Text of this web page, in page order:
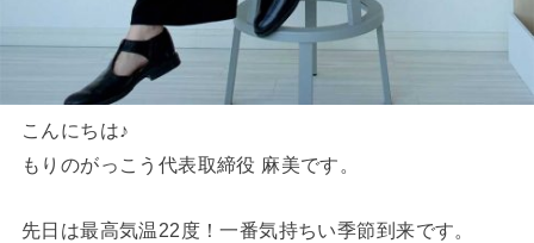
こんにちは♪
もりのがっこう代表取締役 麻美です。
先日は最高気温22度！一番気持ちい季節到来です。